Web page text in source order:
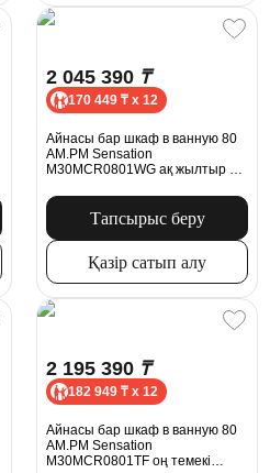
2 045 390 ₸
170 449 ₸ x 12
Айнасы бар шкаф в ванную 80
AM.PM Sensation
M30MCR0801WG ақ жылтыр оң
Тапсырыс беру
Қазір сатып алу
2 195 390 ₸
182 949 ₸ x 12
Айнасы бар шкаф в ванную 80
AM.PM Sensation
M30MCR0801TF оң темекі